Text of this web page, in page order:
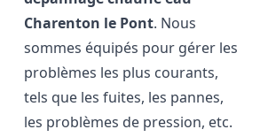
Charenton le Pont. Nous
sommes équipés pour gérer les
problèmes les plus courants,
tels que les fuites, les pannes,
les problèmes de pression, etc.